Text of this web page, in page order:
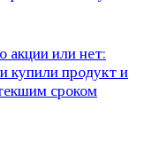
акции или нет:
купили продукт и
сроком